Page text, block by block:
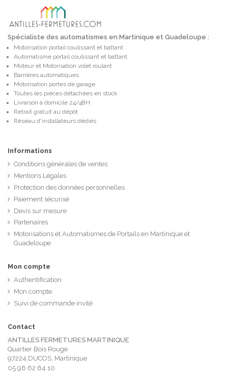
Spécialiste des automatismes en Martinique et Guadeloupe :
Motorisation portail coulissant et battant
Automatisme portail coulissant et battant
Moteur et Motorisation volet roulant
Barrières automatiques
Motorisation portes de garage
Toutes les pièces détachées en stock
Livraison à domicile 24/48H
Retrait gratuit au dépôt
Réseau d'installateurs dédiés
Informations
Conditions générales de ventes
Mentions Légales
Protection des données personnelles
Paiement sécurisé
Devis sur mesure
Partenaires
Motorisations et Automatismes de Portails en Martinique et
Guadeloupe
Mon compte
Authentification
Mon compte
Suivi de commande invité
Contact
ANTILLES FERMETURES MARTINIQUE
Quartier Bois Rouge
97224 DUCOS, Martinique
05 96 62 64 10